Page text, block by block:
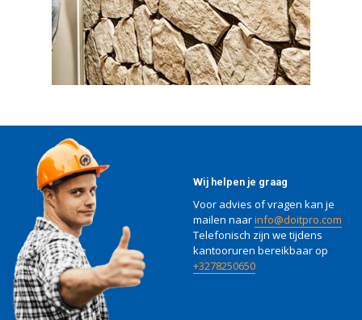
Wij helpen je graag
Voor advies of vragen kan je
mailen naarinfo@doitpro.com
Telefonisch zijn we tijdens
kantooruren bereikbaar op
+3278250650